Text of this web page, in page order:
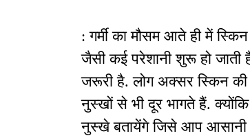
: गर्मी का मौसम आते ही में
जैसी कई परेशानी शुरू हो जाती
जरूरी है. लोग अक्सर स्किन
नुस्खों से भी दूर भागते हैं.
नुस्खे बतायेंगे जिसे आप